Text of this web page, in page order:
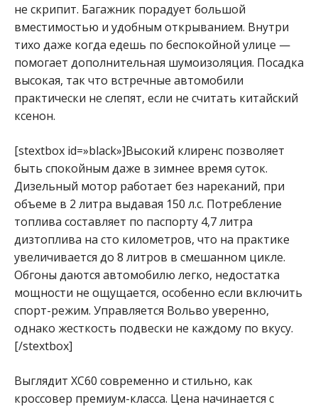
не скрипит. Багажник порадует большой
вместимостью и удобным открыванием. Внутри
тихо даже когда едешь по беспокойной улице —
помогает дополнительная шумоизоляция. Посадка
высокая, так что встречные автомобили
практически не слепят, если не считать китайский
ксенон.
[stextbox id=»black»]Высокий клиренс позволяет
быть спокойным даже в зимнее время суток.
Дизельный мотор работает без нареканий, при
объеме в 2 литра выдавая 150 л.с. Потребление
топлива составляет по паспорту 4,7 литра
дизтоплива на сто километров, что на практике
увеличивается до 8 литров в смешанном цикле.
Обгоны даются автомобилю легко, недостатка
мощности не ощущается, особенно если включить
спорт-режим. Управляется Вольво уверенно,
однако жесткость подвески не каждому по вкусу.
[/stextbox]
Выглядит XC60 современно и стильно, как
кроссовер премиум-класса. Цена начинается с